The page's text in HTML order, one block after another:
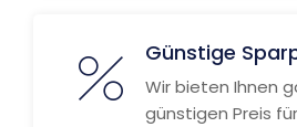
Günstige
Wir bieten Ihnen
günstigen Preis